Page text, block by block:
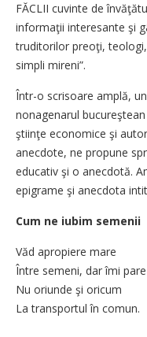
­FĂCLII cuvinte de
informaţii interesante şi
truditorilor preoţi,
simpli mireni”.
Într-o scrisoare amplă,
nonagenarul
ştiinţe economice şi
anecdote, ne propune
educativ şi o anecdotă.
epigrame şi anecdota
Cum ne iubim semenii
Văd apropiere mare
Între semeni, dar îmi pare
Nu oriunde şi oricum
La transportul în comun.